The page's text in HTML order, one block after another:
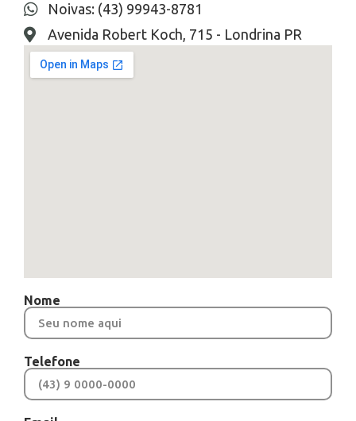
Noivas: (43) 99943-8781
Avenida Robert Koch, 715 - Londrina PR
Nome
Telefone